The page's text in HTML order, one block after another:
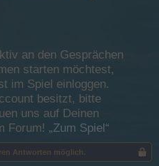
an den Gesprächen
starten möchtest,
im Spiel einloggen.
besitzt, bitte
uns auf Deinen
Forum! „Zum Spiel“
Antworten möglich.